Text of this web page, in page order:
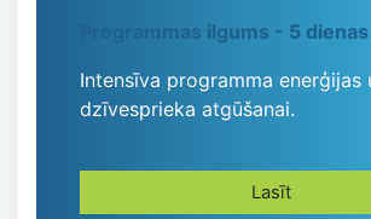
Programmas ilgums - 5
Intensīva programma enerģijas
dzīvesprieka atgūšanai.
Lasīt